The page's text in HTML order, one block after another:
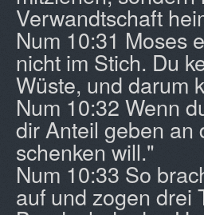
Verwandtschaft
Num 10:31 Moses
nicht im Stich. Du
Wüste, und darum
Num 10:32 Wenn
dir Anteil geben an
schenken will."
Num 10:33 So
auf und zogen drei